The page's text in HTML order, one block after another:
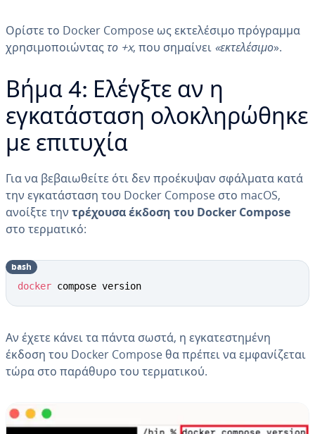
Ορίστε το Docker Compose ως εκτελέσιμο πρόγραμμα
χρησιμοποιώνταςτο +x, που σημαίνει «εκτελέσιμο».
Βήμα 4: Ελέγξτε αν η
εγκατάσταση ολοκληρώθηκε
με επιτυχία
Για να βεβαιωθείτε ότι δεν προέκυψαν σφάλματα κατά
την εγκατάσταση του Docker Compose στο macOS,
ανοίξτε την τρέχουσα έκδοση του Docker Compose
στο τερματικό:
docker compose version
bash
Αν έχετε κάνει τα πάντα σωστά, η εγκατεστημένη
έκδοση του Docker Compose θα πρέπει να εμφανίζεται
τώρα στο παράθυρο του τερματικού.